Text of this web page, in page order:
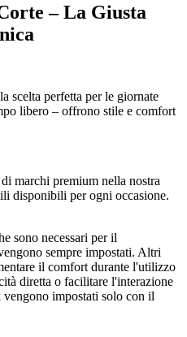
– La Giusta
scelta perfetta per le giornate
libero – offrono stile e comfort
marchi premium nella nostra
disponibili per ogni occasione.
sono necessari per il
sempre impostati. Altri
il comfort durante l'utilizzo
diretta o facilitare l'interazione
impostati solo con il